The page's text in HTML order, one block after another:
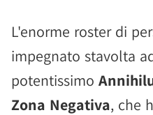
L'enorme roster di
impegnato stavolta
potentissimo
Zona Negativa, che